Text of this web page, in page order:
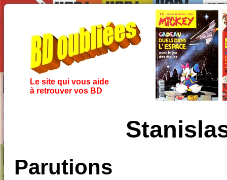
Le site qui vous aide
à retrouver vos BD
Parutions